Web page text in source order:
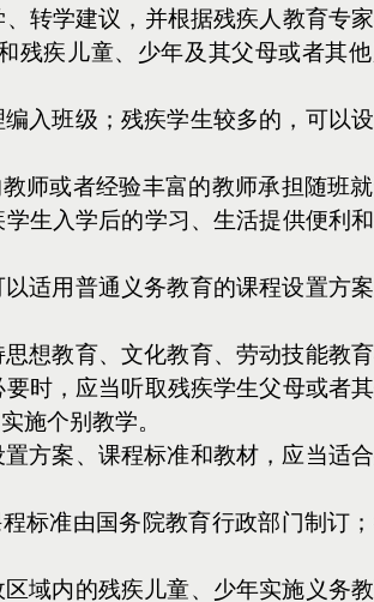
转学建议，并根据残疾人教育专
残疾儿童、少年及其父母或者其
入班级；残疾学生较多的，可以
师或者经验丰富的教师承担随班
生入学后的学习、生活提供便利
适用普通义务教育的课程设置方
想教育、文化教育、劳动技能教
时，应当听取残疾学生父母或者
施个别教学。
方案、课程标准和教材，应当适合
标准由国务院教育行政部门制订
域内的残疾儿童、少年实施义务